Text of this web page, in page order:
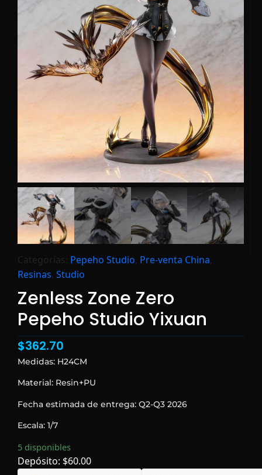
Categorías: Pepeho Studio Pre-venta China
Resinas Studio
Zenless Zone Zero
Pepeho Studio Yixuan
$362.70
Medidas: H24CM
Material: Resin+PU
Fecha estimada de entrega: Q2-Q3 2026
Escala: 1/7
5 disponibles
Depósito: $60.00